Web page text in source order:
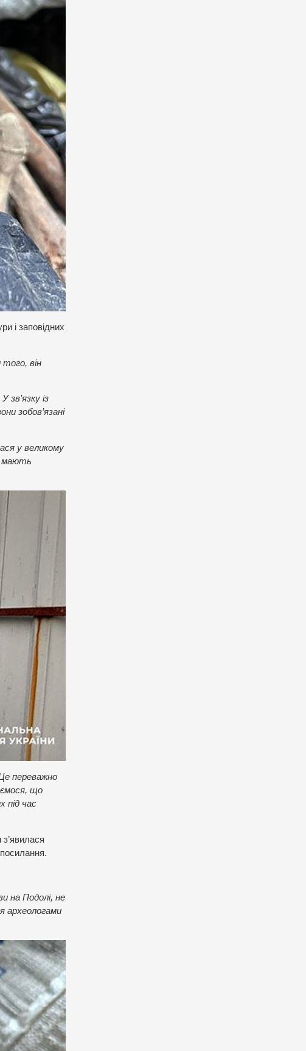
і заповідних
того, він
зв’язку із
зобов’язані
у великому
мають
переважно
що
під час
на Подолі, не
археологами